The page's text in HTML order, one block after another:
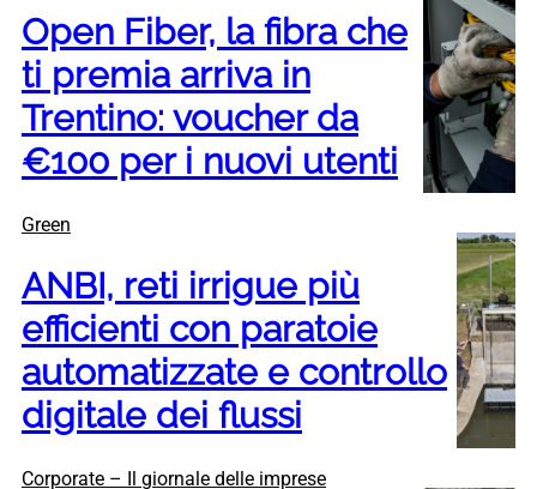
Open Fiber, la fibra che
ti premia arriva in
Trentino: voucher da
€100 per i nuovi utenti
Green
ANBI, reti irrigue più
efficienti con paratoie
automatizzate e controllo
digitale dei flussi
Corporate – Il giornale delle imprese